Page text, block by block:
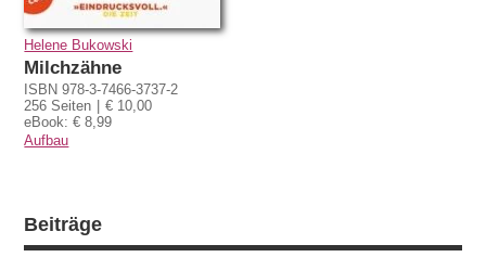
Helene Bukowski
Milchzähne
ISBN 978-3-7466-3737-2
256 Seiten
€ 10,00
eBook: € 8,99
Aufbau
Beiträge